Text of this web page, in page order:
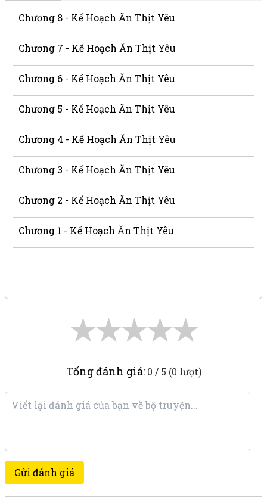
Chương 8 - Kế Hoạch Ăn Thịt Yêu
Chương 7 - Kế Hoạch Ăn Thịt Yêu
Chương 6 - Kế Hoạch Ăn Thịt Yêu
Chương 5 - Kế Hoạch Ăn Thịt Yêu
Chương 4 - Kế Hoạch Ăn Thịt Yêu
Chương 3 - Kế Hoạch Ăn Thịt Yêu
Chương 2 - Kế Hoạch Ăn Thịt Yêu
Chương 1 - Kế Hoạch Ăn Thịt Yêu
★
★
★
★
★
Tổng đánh giá: 0 / 5 (0 lượt)
Gửi đánh giá